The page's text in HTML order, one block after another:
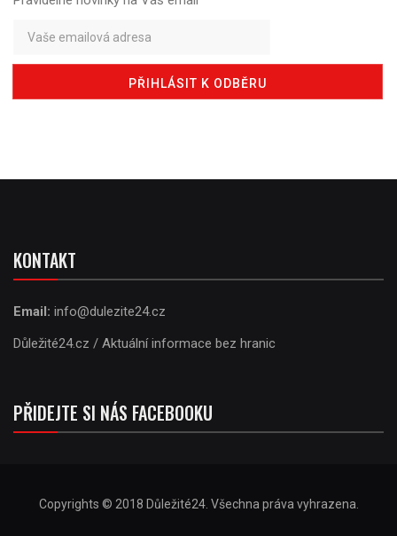
KONTAKT
Email: info@dulezite24.cz
Důležité24.cz / Aktuální informace bez hranic
PŘIDEJTE SI NÁS FACEBOOKU
Copyrights © 2018 Důležité24. Všechna práva vyhrazena.